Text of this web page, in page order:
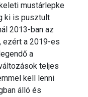
mustárlepke
ki is pusztult
2013-ban az
ezért a 2019-es
a
teljes
kell lenni
álló és